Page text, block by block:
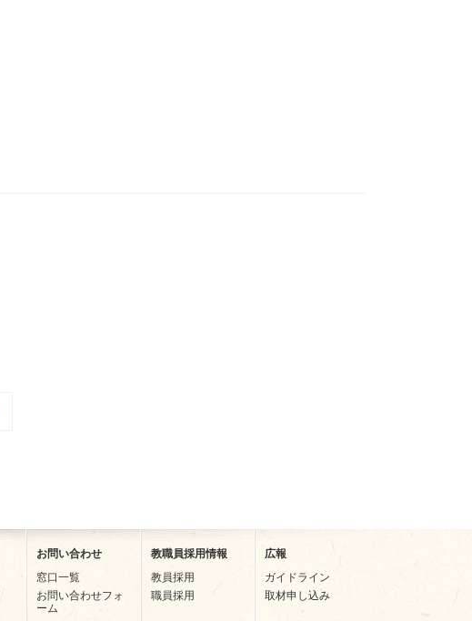
お問い合わせ
窓口一覧
お問い合わせフォ
ーム
教職員採用情報
教員採用
職員採用
広報
ガイドライン
取材申し込み